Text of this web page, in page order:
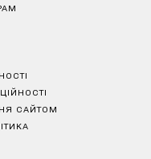
САЙТОМ